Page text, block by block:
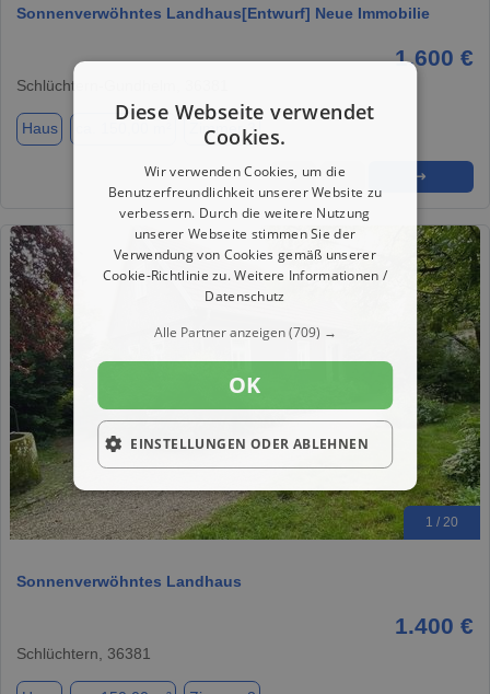
Sonnenverwöhntes Landhaus[Entwurf] Neue Immobilie
1.600 €
Schlüchtern-Gundhelm, 36381
Haus Zimmer 3
★ ➦ ➜
1 / 20
Sonnenverwöhntes Landhaus
1.400 €
Schlüchtern, 36381
Diese Webseite verwendet
Cookies.
Wir verwenden Cookies, um die
Benutzerfreundlichkeit unserer Website zu
verbessern. Durch die weitere Nutzung
unserer Webseite stimmen Sie der
Verwendung von Cookies gemäß unserer
Cookie-Richtlinie zu.Weitere Informationen /
Datenschutz
Alle Partner anzeigen(709) →
OK
EINSTELLUNGEN ODER ABLEHNEN